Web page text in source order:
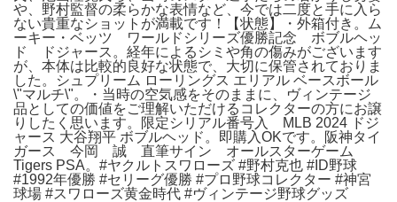
や、野村監督の柔らかな表情など、今では二度と手に入ら
ない貴重なショットが満載です！【状態】・外箱付き。ム
ーキー・ベッツ ワールドシリーズ優勝記念 ボブルヘッ
ド ドジャース。経年によるシミや角の傷みがございます
が、本体は比較的良好な状態で、大切に保管されておりま
した。シュプリーム ローリングス エリアル ベースボール
\"マルチ\"。・当時の空気感をそのままに、ヴィンテージ
品としての価値をご理解いただけるコレクターの方にお譲
りしたく思います。限定シリアル番号入 MLB 2024 ドジ
ャース 大谷翔平 ボブルヘッド。即購入OKです。阪神タイ
ガース 今岡 誠 直筆サイン オールスターゲーム
Tigers PSA。#ヤクルトスワローズ #野村克也 #ID野球
#1992年優勝 #セリーグ優勝 #プロ野球コレクター #神宮
球場 #スワローズ黄金時代 #ヴィンテージ野球グッズ